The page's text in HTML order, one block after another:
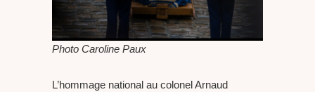
Photo Caroline Paux
L’hommage national au colonel Arnaud